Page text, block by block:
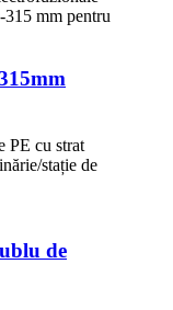
de